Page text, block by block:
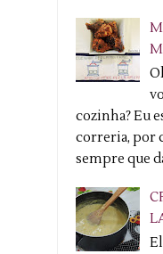
cozinha? Eu
correria, por
sempre que